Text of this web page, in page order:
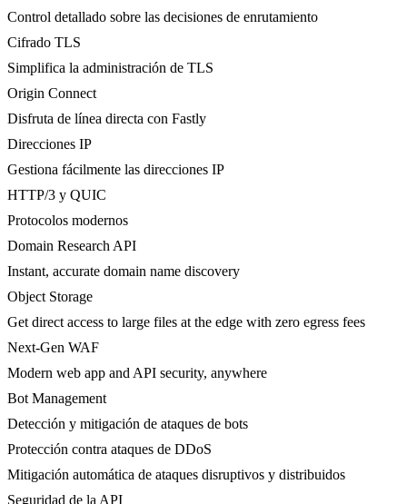
Control detallado sobre las decisiones de enrutamiento
Cifrado TLS
Simplifica la administración de TLS
Origin Connect
Disfruta de línea directa con Fastly
Direcciones IP
Gestiona fácilmente las direcciones IP
HTTP/3 y QUIC
Protocolos modernos
Domain Research API
Instant, accurate domain name discovery
Object Storage
Get direct access to large files at the edge with zero egress fees
Next-Gen WAF
Modern web app and API security, anywhere
Bot Management
Detección y mitigación de ataques de bots
Protección contra ataques de DDoS
Mitigación automática de ataques disruptivos y distribuidos
Seguridad de la API